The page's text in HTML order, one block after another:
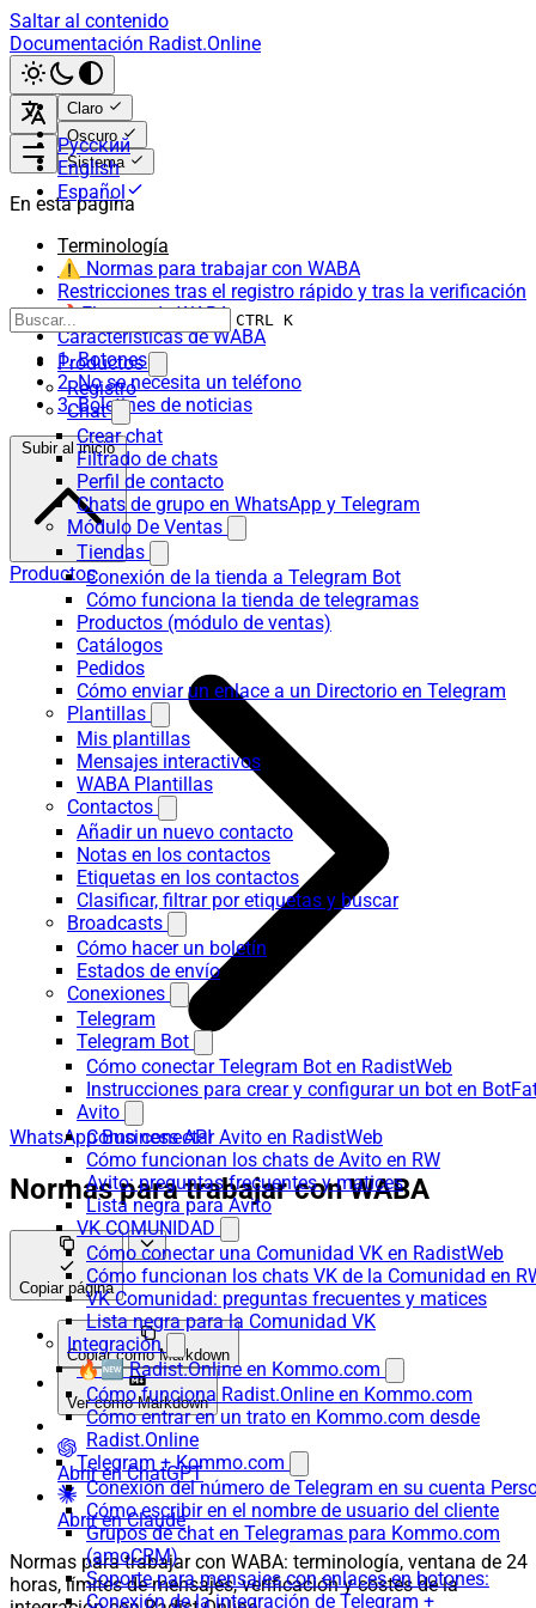
Saltar al contenido
Documentación Radist.Online
Claro
Oscuro
Sistema
Русский
English
Español
CTRL K
Productos
Registro
Chat
Crear chat
Filtrado de chats
Perfil de contacto
Chats de grupo en WhatsApp y Telegram
Módulo De Ventas
Tiendas
Conexión de la tienda a Telegram Bot
Cómo funciona la tienda de telegramas
Productos (módulo de ventas)
Catálogos
Pedidos
Cómo enviar un enlace a un Directorio en Telegram
Plantillas
Mis plantillas
Mensajes interactivos
WABA Plantillas
Contactos
Añadir un nuevo contacto
Notas en los contactos
Etiquetas en los contactos
Clasificar, filtrar por etiquetas y buscar
Broadcasts
Cómo hacer un boletín
Estados de envío
Conexiones
Telegram
Telegram Bot
Cómo conectar Telegram Bot en RadistWeb
Instrucciones para crear y configurar un bot en
Avito
Cómo conectar Avito en RadistWeb
Cómo funcionan los chats de Avito en RW
Avito: preguntas frecuentes y matices
Lista negra para Avito
VK COMUNIDAD
Cómo conectar una Comunidad VK en RadistWeb
Cómo funcionan los chats VK de la Comunidad en
VK Comunidad: preguntas frecuentes y matices
Lista negra para la Comunidad VK
Integración
🔥🆕 Radist.Online en Kommo.com
Cómo funciona Radist.Online en Kommo.com
Cómo entrar en un trato en Kommo.com desde
Radist.Online
Telegram + Kommo.com
Conexión del número de Telegram en su cuenta
Cómo escribir en el nombre de usuario del cliente
Grupos de chat en Telegramas para Kommo.com
(amoCRM)
Soporte para mensajes con enlaces en botones:
Conexión de la integración de Telegram +
En esta página
Terminología
⚠️ Normas para trabajar con WABA
Restricciones tras el registro rápido y tras la verificación
🔥El coste de WABA
Características de WABA
1. Botones
2. No se necesita un teléfono
3. Boletines de noticias
Subir al inicio
Productos
WhatsApp Business API
Normas para trabajar con WABA
Copiar página
Copiar como Markdown
Ver como Markdown
Abrir en ChatGPT
Abrir en Claude
Normas para trabajar con WABA: terminología, ventana de 24
horas, límites de mensajes, verificación y costes de la